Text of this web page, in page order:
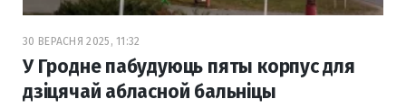
30 ВЕРАСНЯ 2025, 11:32
У Гродне пабудуюць пяты корпус для
дзіцячай абласной бальніцы